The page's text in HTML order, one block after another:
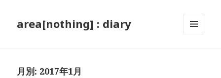
area[nothing] : diary
月別: 2017年1月